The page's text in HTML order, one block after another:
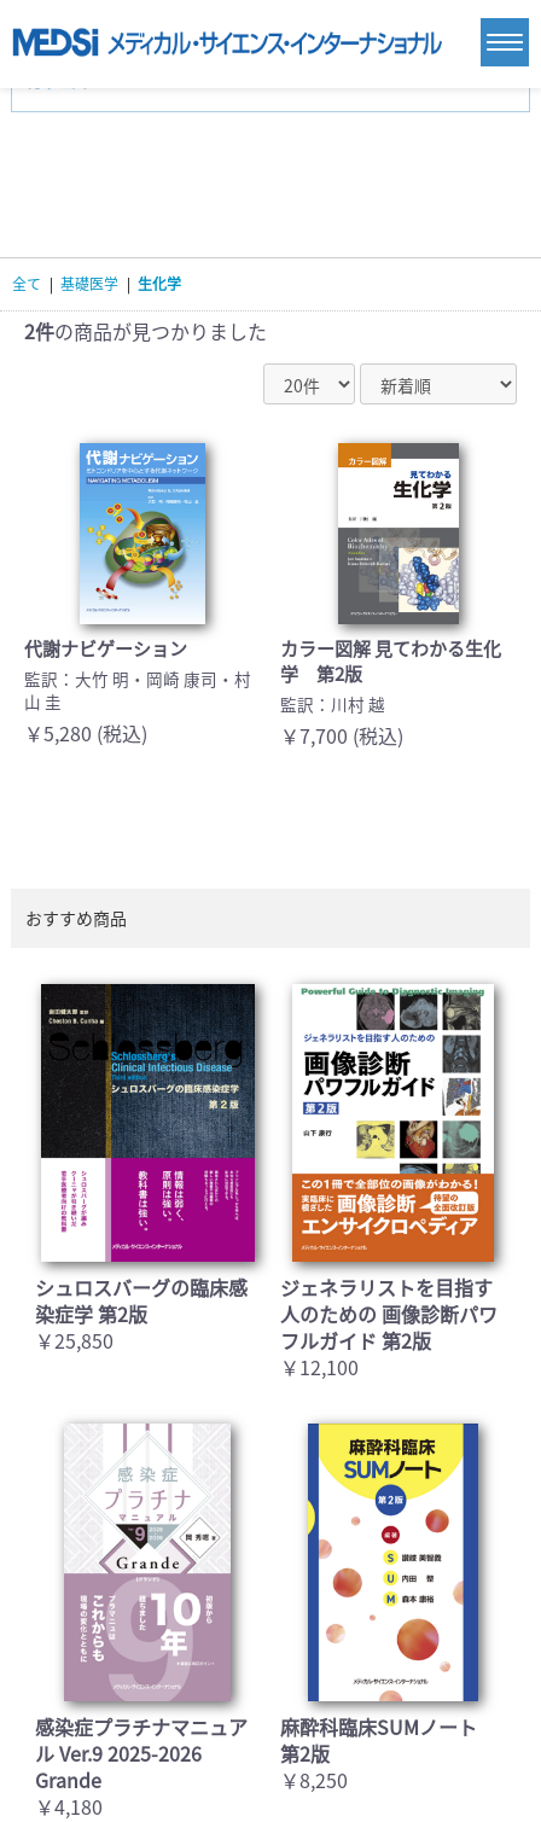
臨床医学:一般(359)
基礎医学(93)
看護学(21)
医療技術(16)
栄養学(0)
薬学(7)
医学一般(91) マルチメディア(0)
全て | 基礎医学 | 生化学
2件の商品が見つかりました
代謝ナビゲーション
監訳：大竹 明・岡崎 康司・村
山 圭
￥5,280 (税込)
カラー図解 見てわかる生化
学 第2版
監訳：川村 越
￥7,700 (税込)
おすすめ商品
シュロスバーグの臨床感
染症学 第2版
￥25,850
ジェネラリストを目指す
人のための 画像診断パワ
フルガイド 第2版
￥12,100
感染症プラチナマニュア
ル Ver.9 2025-2026
Grande
￥4,180
麻酔科臨床SUMノート
第2版
￥8,250